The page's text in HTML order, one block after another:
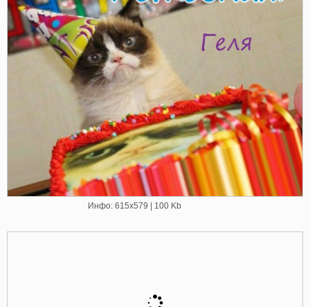
Инфо: 615х579 | 100 Kb